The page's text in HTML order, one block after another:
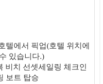
텔에서 픽업(호텔 위치에
있습니다.)
비치 선셋세일링 체크인
보트 탑승